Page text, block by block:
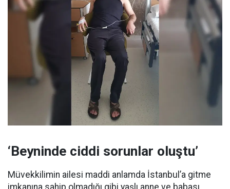
‘Beyninde ciddi sorunlar oluştu’
Müvekkilimin ailesi maddi anlamda İstanbul’a gitme
imkanına sahip olmadığı gibi yaşlı anne ve babası